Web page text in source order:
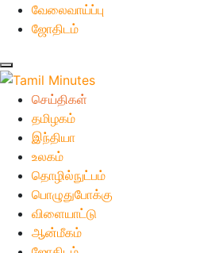
வேலைவாய்ப்பு
ஜோதிடம்
செய்திகள்
தமிழகம்
இந்தியா
உலகம்
தொழில்நுட்பம்
பொழுதுபோக்கு
விளையாட்டு
ஆன்மீகம்